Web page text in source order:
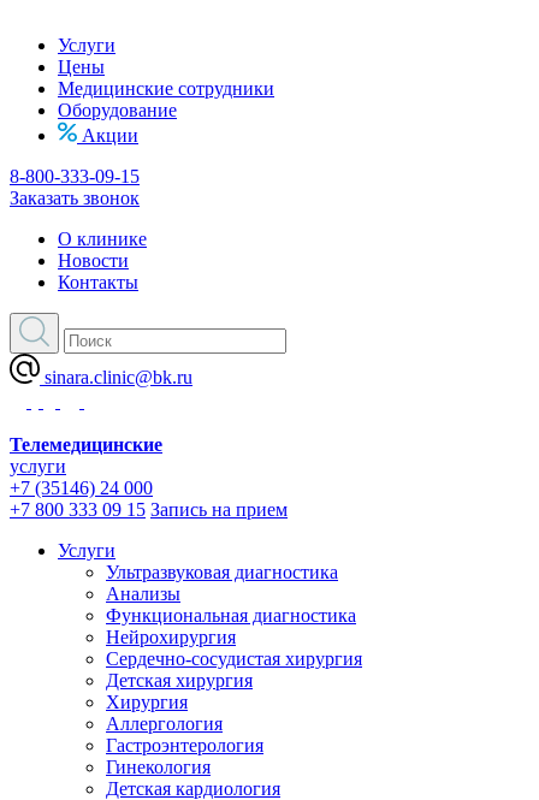
Услуги
Цены
Медицинские сотрудники
Оборудование
Акции
8-800-333-09-15
Заказать звонок
О клинике
Новости
Контакты
sinara.clinic@bk.ru
Телемедицинские
услуги
+7 (35146) 24 000
+7 800 333 09 15 Запись на прием
Услуги
Ультразвуковая диагностика
Анализы
Функциональная диагностика
Нейрохирургия
Сердечно-сосудистая хирургия
Детская хирургия
Хирургия
Аллергология
Гастроэнтерология
Гинекология
Детская кардиология